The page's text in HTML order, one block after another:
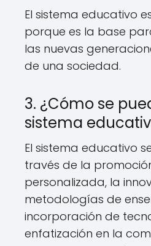
El sistema educativo
porque es la base
las nuevas
de una sociedad.
3. ¿Cómo se
sistema
El sistema educativo
través de la
personalizada, la
metodologías de
incorporación de
enfatización en la